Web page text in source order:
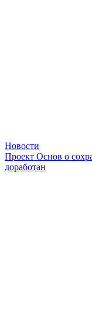
Новости
Проект Основ о
доработан